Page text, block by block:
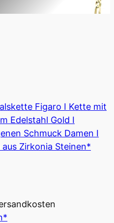
Figaro I Kette mit
Edelstahl Gold I
Schmuck Damen I
Zirkonia Steinen*